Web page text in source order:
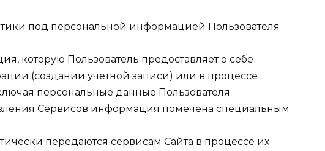
под персональной информацией Пользователя
которую Пользователь предоставляет о себе
(создании учетной записи) или в процессе
персональные данные Пользователя.
Сервисов информация помечена специальным
передаются сервисам Сайта в процессе их